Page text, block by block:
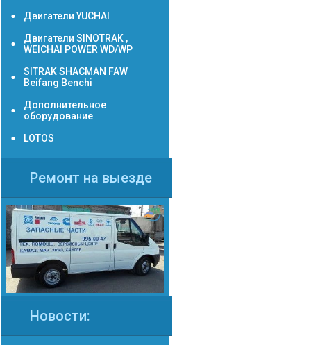
Двигатели YUCHAI
Двигатели SINOTRAK ,
WEICHAI POWER WD/WP
SITRAK SHACMAN FAW
Beifang Benchi
Дополнительное
оборудование
LOTOS
Ремонт на выезде
Новости: